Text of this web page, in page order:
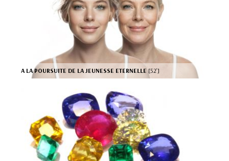
A LA POURSUITE DE LA JEUNESSE ETERNELLE[52’]